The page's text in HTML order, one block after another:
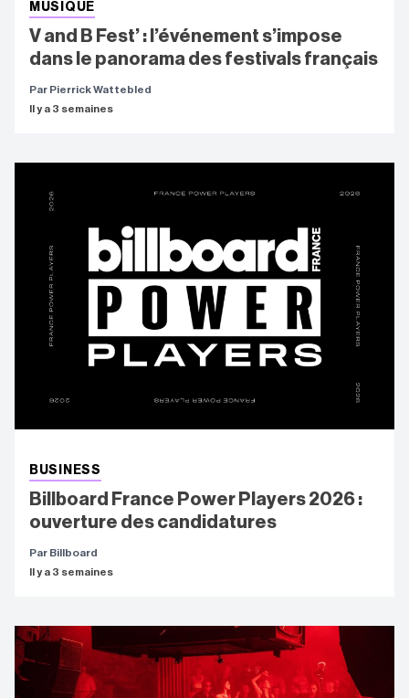
MUSIQUE
V and B Fest’ : l’événement s’impose
dans le panorama des festivals français
Par Pierrick Wattebled
Il y a 3 semaines
BUSINESS
Billboard France Power Players 2026 :
ouverture des candidatures
Par Billboard
Il y a 3 semaines